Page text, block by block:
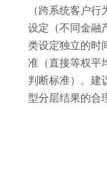
（跨系统客户
设定（不同金融
类设定独立的时
准（直接等权平
判断标准）。建
型分层结果的合